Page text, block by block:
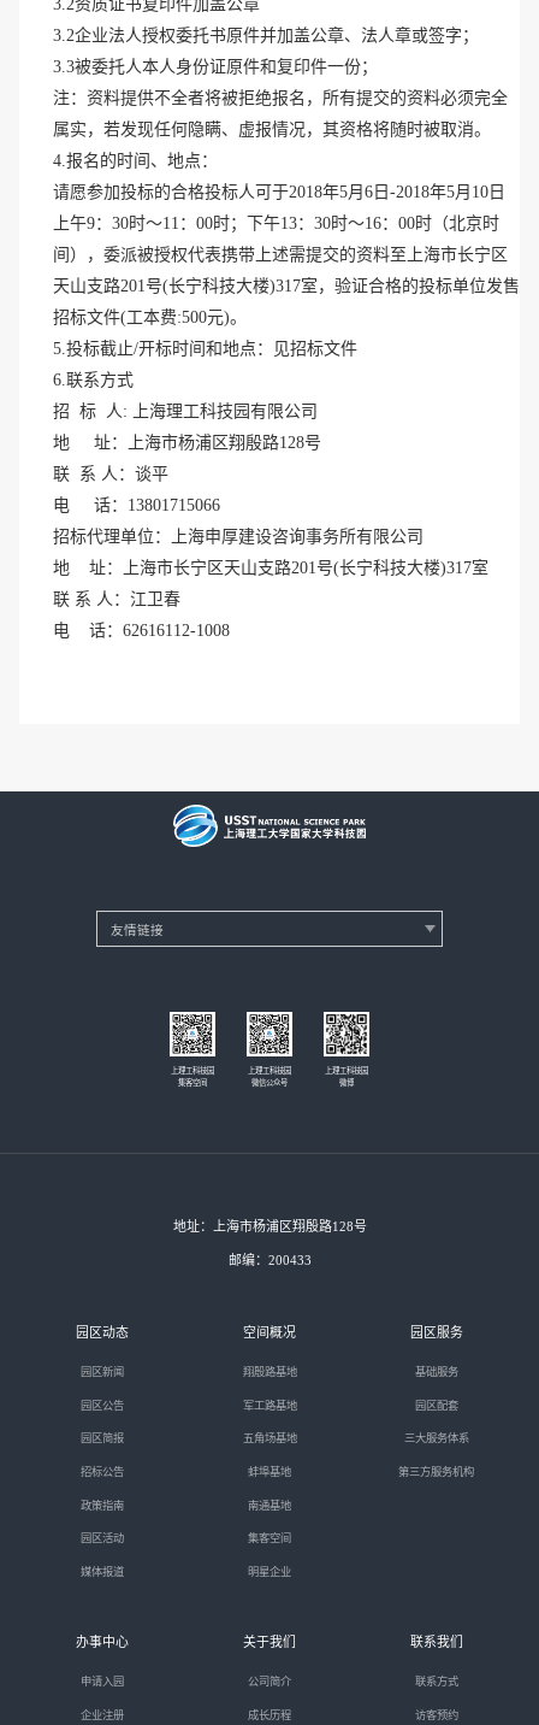
3.2资质证书复印件加盖公章
3.2企业法人授权委托书原件并加盖公章、法人章或签字；
3.3被委托人本人身份证原件和复印件一份；
注：资料提供不全者将被拒绝报名，所有提交的资料必须完全
属实，若发现任何隐瞒、虚报情况，其资格将随时被取消。
4.报名的时间、地点：
请愿参加投标的合格投标人可于2018年5月6 日 -2018年5月10 日
上午9：30时～11：00时；下午13：30时～16：00时（北京时
间），委派被授权代表携带上述需提交的资料至上海市长宁区
天山支路201 号(长宁科技大楼)317室，验证合格的投标单位发售
招标文件(工本费:500元)。
5.投标截止/开标时间和地点：见招标文件
6.联系方式
招 标 人: 上海理工科技园有限公司
地 址：上海市杨浦区翔殷路128号
联 系 人：谈平
电 话：13801715066
招标代理单位：上海申厚建设咨询事务所有限公司
地 址：上海市长宁区天山支路201 号(长宁科技大楼)317室
联 系 人：江 卫春
电 话：62616112-1008
上理工科技园
集客空间
上理工科技园
微信公众号
上理工科技园
微博
地址：上海市杨浦区翔殷路128号
邮编：200433
园区动态
园区新闻
园区公告
园区简报
招标公告
政策指南
园区活动
媒体报道
空间概况
翔殷路基地
军工路基地
五角场基地
蚌埠基地
南通基地
集客空间
明星企业
园区服务
基础服务
园区配套
三大服务体系
第三方服务机构
办事中心
申请入园
企业注册
关于我们
公司简介
成长历程
联系我们
联系方式
访客预约